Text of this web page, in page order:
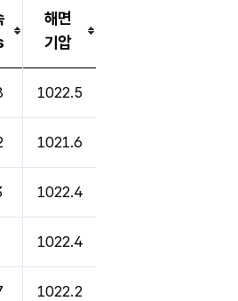
해면
기압
1022.5
1021.6
1022.4
1022.4
1022.2